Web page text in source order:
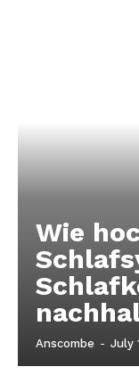
Wie
Anscombe - July